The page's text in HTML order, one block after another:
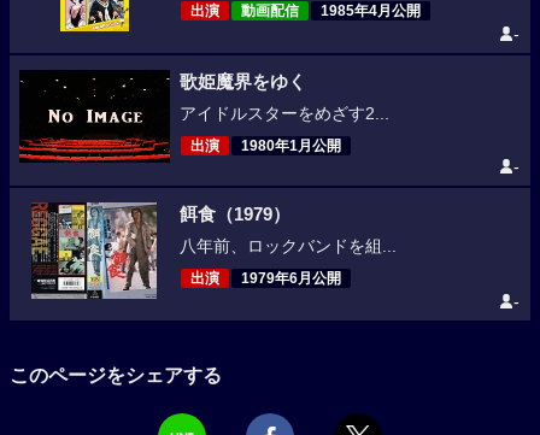
出演 動画配信 1985年4月公開
-
歌姫魔界をゆく
アイドルスターをめざす2...
出演 1980年1月公開
-
餌食（1979）
八年前、ロックバンドを組...
出演 1979年6月公開
-
このページをシェアする